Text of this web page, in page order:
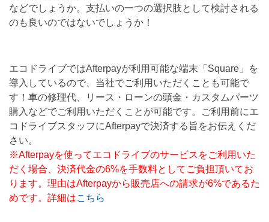
などでしょうか。支払いの一つの選択肢として検討される
のも良いのではないでしょうか！
エコドライブではAfterpayが利用可能な端末「Square」を
導入しているので、当社でご利用いただくことも可能で
す！車の修理代、リース・ローンの頭金・カスタムパーツ
購入などでご利用いただくことが可能です。ご利用前にエ
コドライブスタッフにAfterpayで決済する旨をお伝えくだ
さい。
※Afterpayを使ってエコドライブのサービスをご利用いた
だく場合、決済代金の6%を手数料としてご負担頂いてお
ります。理由はAfterpayから販売店への請求が6%であるた
めです。詳細はこちら